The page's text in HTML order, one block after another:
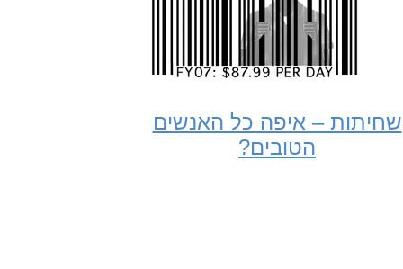
שחיתות – איפה כל האנשים
הטובים?